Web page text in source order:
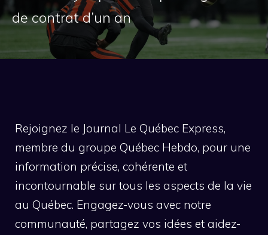
de contrat d’un an
Rejoignez le Journal Le Québec Express,
membre du groupe Québec Hebdo, pour une
information précise, cohérente et
incontournable sur tous les aspects de la vie
au Québec. Engagez-vous avec notre
communauté, partagez vos idées et aidez-